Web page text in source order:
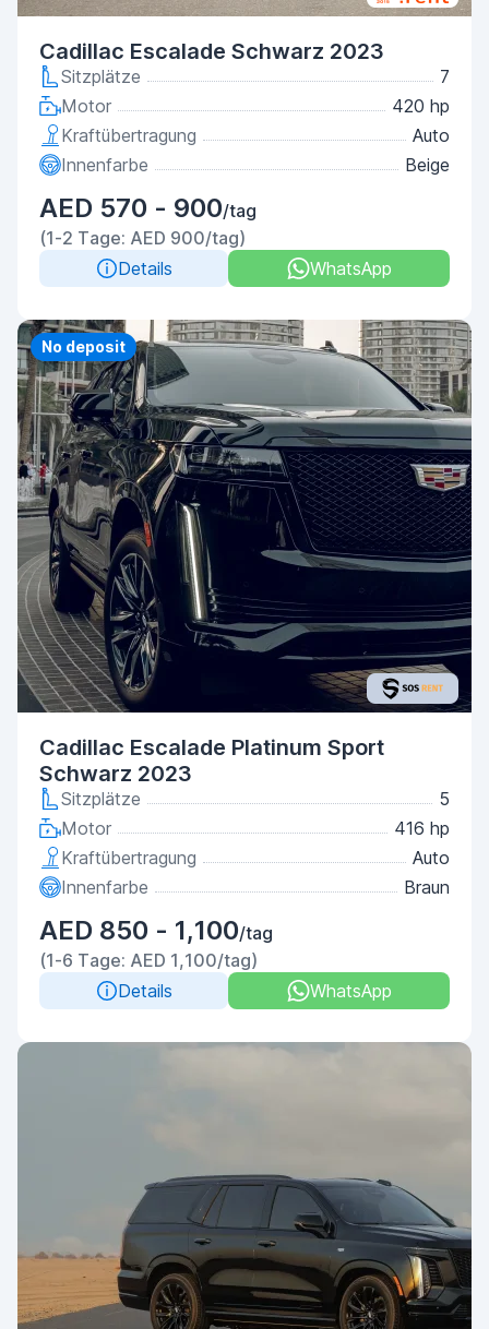
Cadillac Escalade Schwarz 2023
Sitzplätze
7
Motor
420 hp
Kraftübertragung
Auto
Innenfarbe
Beige
AED 570 - 900/tag
(1-2 Tage: AED 900/tag)
Details
WhatsApp
No deposit
Cadillac Escalade Platinum Sport
Schwarz 2023
Sitzplätze
5
Motor
416 hp
Kraftübertragung
Auto
Innenfarbe
Braun
AED 850 - 1,100/tag
(1-6 Tage: AED 1,100/tag)
Details
WhatsApp